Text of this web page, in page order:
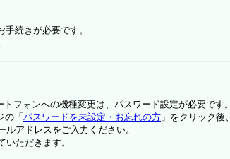
続きが必要です。
フォンへの機種変更は、パスワード設定が必要です。
の「 パスワードを未設定・お忘れの方 」をクリック後、
アドレスをご入力ください。
ただきます。